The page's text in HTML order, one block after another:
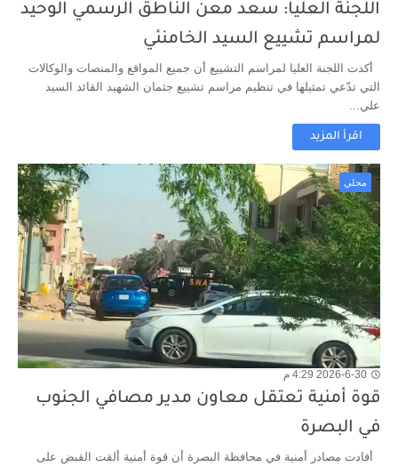
اللجنة العليا: سعد معن الناطق الرسمي الوحيد
لمراسم تشييع السيد الخامنئي
أكدت اللجنة العليا لمراسم التشييع أن جميع المواقع والمنصات والوكالات
التي تدّعي تمثيلها في تنظيم مراسم تشييع جثمان الشهيد القائد السيد
علي...
اقرأ المزيد
محلي
2026-6-30 4:29 م
قوة أمنية تعتقل معاون مدير مصافي الجنوب
في البصرة
أفادت مصادر أمنية في محافظة البصرة أن قوة أمنية ألقت القبض على